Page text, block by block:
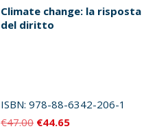
Climate change: la risposta
del diritto
ISBN:978-88-6342-206-1
€47.00 Il
€44.65Il